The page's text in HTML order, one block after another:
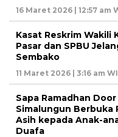
16 Maret 2026 | 12:57 am
Kasat Reskrim Wakili
Pasar dan SPBU
Sembako
11 Maret 2026 | 3:16 am
Sapa Ramadhan
Simalungun Berbuka
Asih kepada Anak-
Duafa